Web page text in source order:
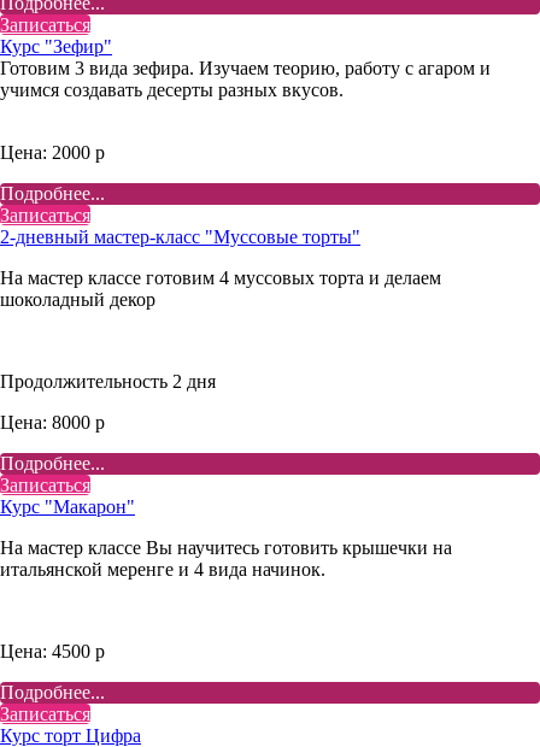
Записаться
Курс "Зефир"
Готовим 3 вида зефира. Изучаем теорию, работу с агаром и
учимся создавать десерты разных вкусов.
Цена: 2000 р
Подробнее...
Записаться
2-дневный мастер-класс "Муссовые торты"
На мастер классе готовим 4 муссовых торта и делаем
шоколадный декор
Продолжительность 2 дня
Цена: 8000 р
Подробнее...
Записаться
Курс "Макарон"
На мастер классе Вы научитесь готовить крышечки на
итальянской меренге и 4 вида начинок.
Цена: 4500 р
Подробнее...
Записаться
Курс торт Цифра